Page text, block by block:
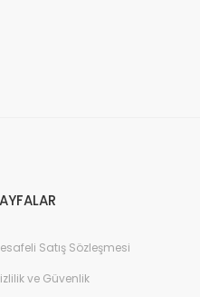
Satış Sözleşmesi
ve Güvenlik